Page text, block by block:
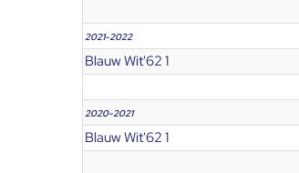
2021-2022
Blauw Wit'62 1
2020-2021
Blauw Wit'62 1